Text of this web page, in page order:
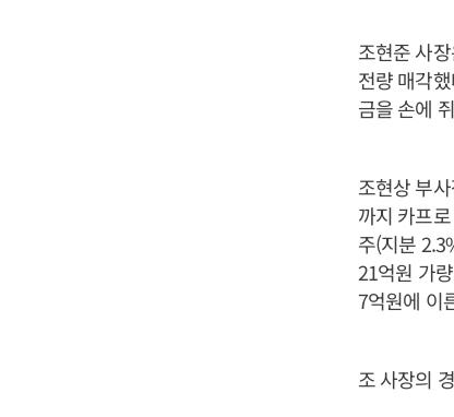
조현준 사
전량 매각
금을 손에
조현상 부
까지 카프
주(지분
21억원 가
7억원에 이
조 사장의